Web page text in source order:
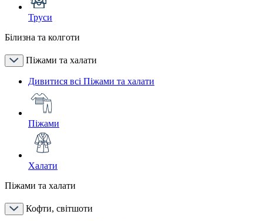
Труси
Білизна та колготи
Піжами та халати
Дивитися всі Піжами та халати
Піжами
Халати
Піжами та халати
Кофти, світшоти